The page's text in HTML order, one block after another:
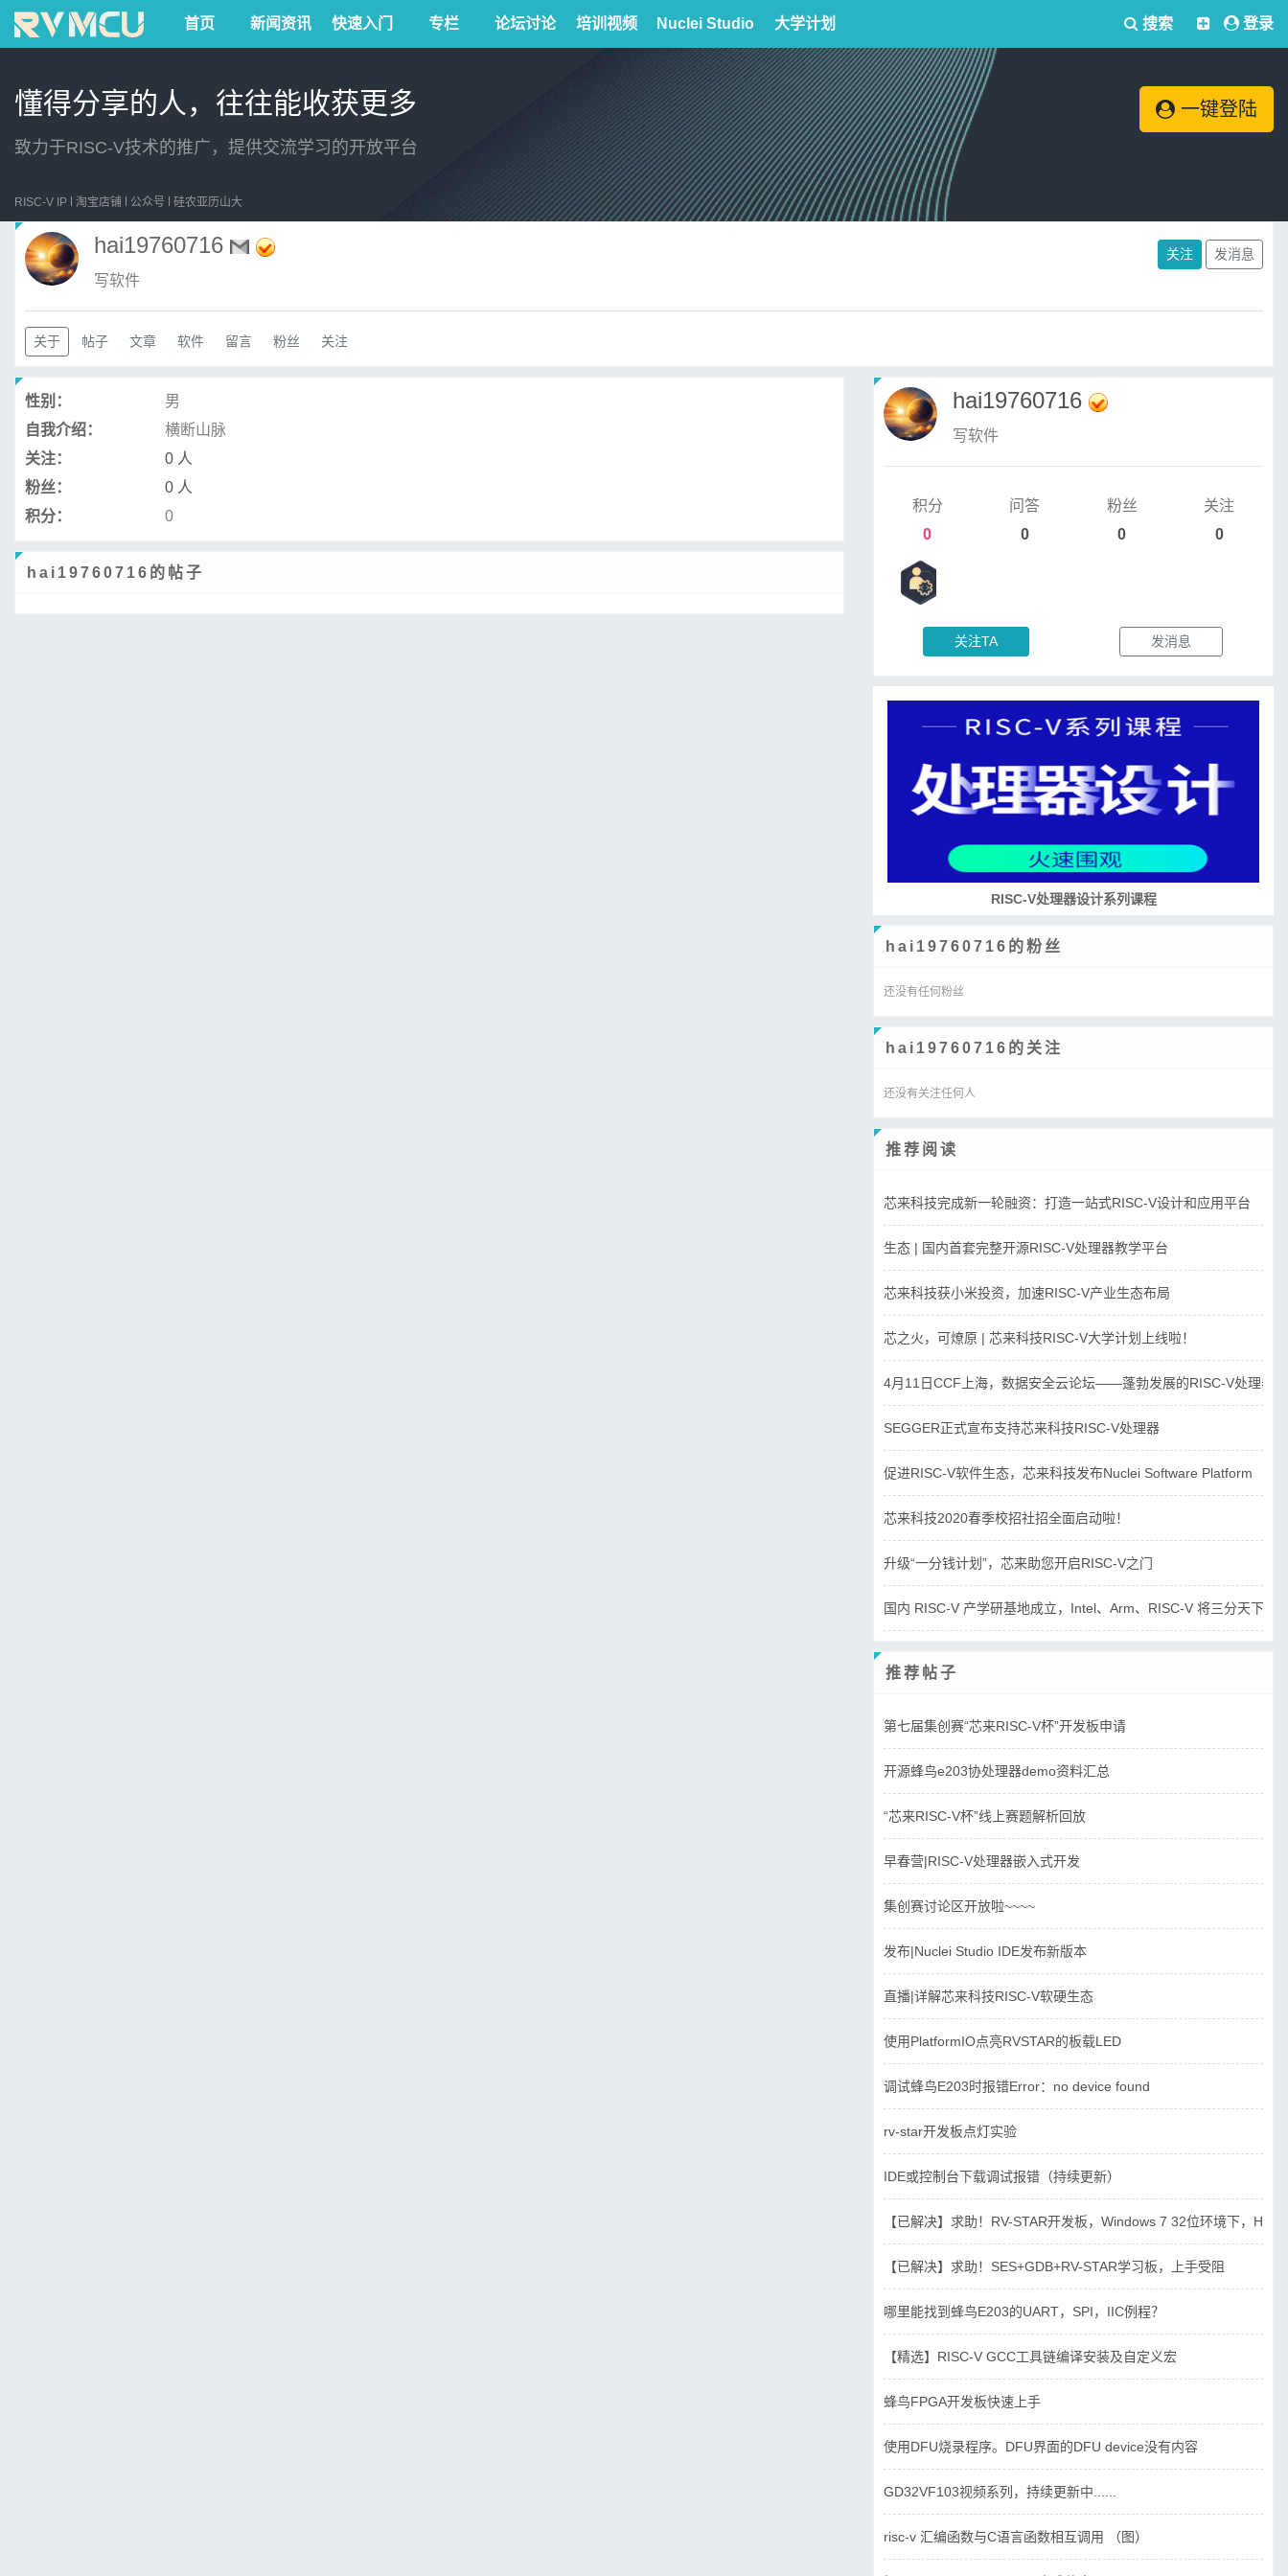
首页 新闻资讯 快速入门 专栏 论坛讨论 培训视频 Nuclei Studio 大学计划 搜索 登录
懂得分享的人，往往能收获更多
致力于RISC-V技术的推广，提供交流学习的开放平台
一键登陆
RISC-V IP 淘宝店铺 公众号 硅农亚历山大
hai19760716
写软件
关注 发消息
关于 帖子 文章 软件 留言 粉丝 关注
性别：
男
自我介绍：
横断山脉
关注：
0 人
粉丝：
0 人
积分：
0
hai19760716的帖子
hai19760716
写软件
积分
0
问答
0
粉丝
0
关注
0
关注TA 发消息
RISC-V处理器设计系列课程
hai19760716的粉丝
还没有任何粉丝
hai19760716的关注
还没有关注任何人
推荐阅读
芯来科技完成新一轮融资：打造一站式RISC-V设计和应用平台
生态 | 国内首套完整开源RISC-V处理器教学平台
芯来科技获小米投资，加速RISC-V产业生态布局
芯之火，可燎原 | 芯来科技RISC-V大学计划上线啦！
4月11日CCF上海，数据安全云论坛——蓬勃发展的RISC-V处理器
SEGGER正式宣布支持芯来科技RISC-V处理器
促进RISC-V软件生态，芯来科技发布Nuclei Software Platform
芯来科技2020春季校招社招全面启动啦！
升级“一分钱计划”，芯来助您开启RISC-V之门
国内 RISC-V 产学研基地成立，Intel、Arm、RISC-V 将三分天下？
推荐帖子
第七届集创赛“芯来RISC-V杯”开发板申请
开源蜂鸟e203协处理器demo资料汇总
“芯来RISC-V杯”线上赛题解析回放
早春营|RISC-V处理器嵌入式开发
集创赛讨论区开放啦~~~~
发布|Nuclei Studio IDE发布新版本
直播|详解芯来科技RISC-V软硬生态
使用PlatformIO点亮RVSTAR的板载LED
调试蜂鸟E203时报错Error：no device found
rv-star开发板点灯实验
IDE或控制台下载调试报错（持续更新）
【已解决】求助！RV-STAR开发板，Windows 7 32位环境下，
【已解决】求助！SES+GDB+RV-STAR学习板，上手受阻
哪里能找到蜂鸟E203的UART，SPI，IIC例程？
【精选】RISC-V GCC工具链编译安装及自定义宏
蜂鸟FPGA开发板快速上手
使用DFU烧录程序。DFU界面的DFU device没有内容
GD32VF103视频系列，持续更新中......
risc-v 汇编函数与C语言函数相互调用 （图）